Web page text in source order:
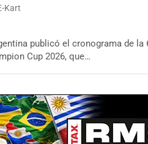
Kart
publicó el cronograma de la
Cup 2026, que…